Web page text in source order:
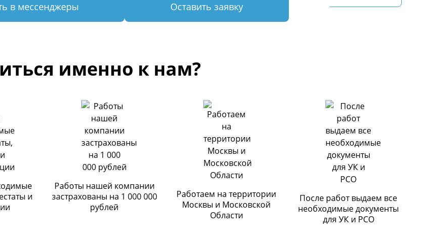
в мессенджеры Оставить заявку
именно к нам?
и
Работы нашей компании
застрахованы на 1 000 000
рублей
Работаем на территории
Москвы и Московской
Области
После работ выдаем все
необходимые документы
для УК и РСО